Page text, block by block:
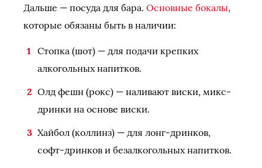
Дальше — посуда для бара. Основные бокалы,
которые обязаны быть в наличии:
Стопка (шот) — для подачи крепких
алкогольных напитков.
Олд фешн (рокс) — наливают виски, микс-
дринки на основе виски.
Хайбол (коллинз) — для лонг-дринков,
софт-дринков и безалкогольных напитков.